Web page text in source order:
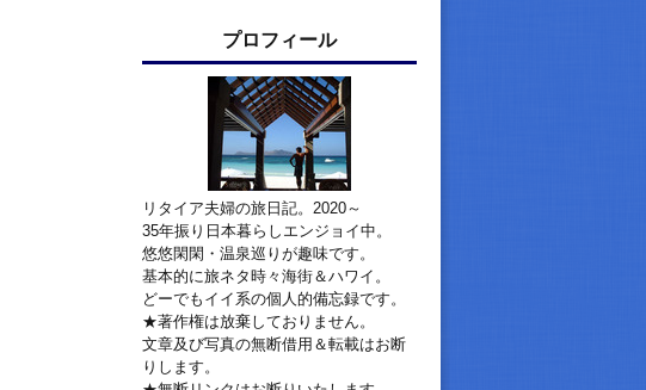
プロフィール
リタイア夫婦の旅日記。2020～
35年振り日本暮らしエンジョイ中。
悠悠閑閑・温泉巡りが趣味です。
基本的に旅ネタ時々海街＆ハワイ。
どーでもイイ系の個人的備忘録です。
★著作権は放棄しておりません。
文章及び写真の無断借用＆転載はお断
りします。